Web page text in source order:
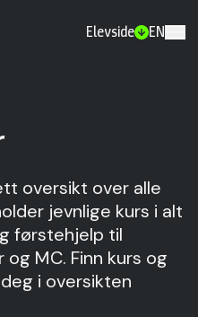
Elevside EN
oversikt over alle
jevnlige kurs i alt
førstehjelp til
MC. Finn kurs og
i oversikten